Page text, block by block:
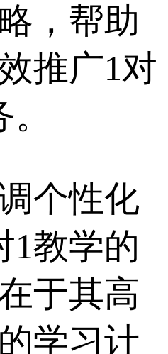
，帮助
推广1对
调个性化
对1教学的
于其高
学习计